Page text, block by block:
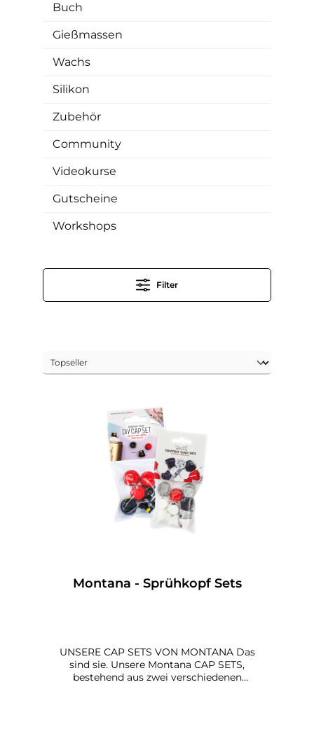
Buch
Gießmassen
Wachs
Silikon
Zubehör
Community
Videokurse
Gutscheine
Workshops
Filter
Montana - Sprühkopf Sets
UNSERE CAP SETS VON MONTANA Das
sind sie. Unsere Montana CAP SETS,
bestehend aus zwei verschiedenen